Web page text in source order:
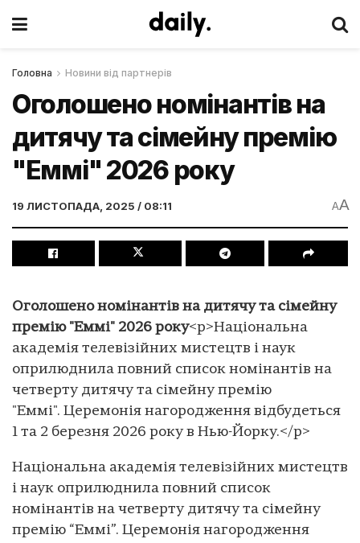
Головна Новини від партнерів
Оголошено номінантів на
дитячу та сімейну премію
"Еммі" 2026 року
19 ЛИСТОПАДА, 2025 / 08:11 AA
Оголошено номінантів на дитячу та сімейну
премію "Еммі" 2026 року<p>Національна
академія телевізійних мистецтв і наук
оприлюднила повний список номінантів на
четверту дитячу та сімейну премію
"Еммі". Церемонія нагородження відбудеться
1 та 2 березня 2026 року в Нью-Йорку.</p>
Національна академія телевізійних мистецтв
і наук оприлюднила повний список
номінантів на четверту дитячу та сімейну
премію “Еммі”. Церемонія нагородження